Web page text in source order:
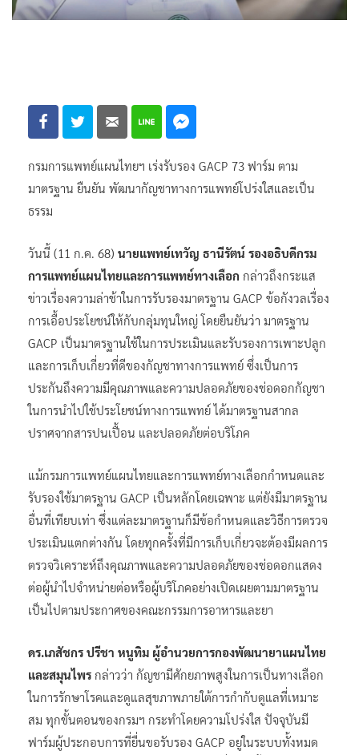
กรมการแพทย์แผนไทยฯ เร่งรับรอง GACP 73 ฟาร์ม ตาม
มาตรฐาน​ ยืนยัน​ พัฒนากัญชาทางการแพทย์โปร่งใสและเป็น
ธรรม
วันนี้ (11 ก.ค. 68) นายแพทย์เทวัญ ธานีรัตน์ รองอธิบดีกรม
การแพทย์แผนไทยและการแพทย์ทางเลือก กล่าวถึงกระแส
ข่าวเรื่องความล่าช้าในการรับรองมาตรฐาน GACP ข้อกังวลเรื่อง
การเอื้อประโยชน์ให้กับกลุ่มทุนใหญ่ โดยยืนยันว่า มาตรฐาน
GACP เป็นมาตรฐานใช้ในการประเมินและรับรองการเพาะปลูก
และการเก็บเกี่ยวที่ดีของกัญชาทางการแพทย์ ซึ่งเป็นการ
ประกันถึงความมีคุณภาพและความปลอดภัยของช่อดอกกัญชา
ในการนำไปใช้ประโยชน์ทางการแพทย์ ได้มาตรฐานสากล
ปราศจากสารปนเปื้อน และปลอดภัยต่อบริโภค
แม้กรมการแพทย์แผนไทยและการแพทย์ทางเลือกกำหนดและ
รับรองใช้มาตรฐาน GACP เป็นหลักโดยเฉพาะ แต่ยังมีมาตรฐาน
อื่นที่เทียบเท่า​ ซึ่งแต่ละมาตรฐานก็มีข้อกำหนดและวิธีการตรวจ
ประเมินแตกต่างกัน​ โดยทุกครั้งที่มีการเก็บเกี่ยวจะต้องมีผลการ
ตรวจวิเคราะห์ถึงคุณภาพและความปลอดภัยของช่อดอกแสดง
ต่อผู้นำไปจำหน่ายต่อหรือผู้บริโภคอย่างเปิดเผยตามมาตรฐาน​
เป็นไปตามประกาศของคณะกรรมการอาหารและยา
ดร.เภสัชกร ปรีชา หนูทิม ผู้อำนวยการกองพัฒนายาแผนไทย
และสมุนไพร​ กล่าวว่า กัญชามีศักยภาพสูงในการเป็นทางเลือก
ในการรักษาโรคและดูแลสุขภาพภายใต้การกำกับดูแลที่เหมาะ
สม ทุกขั้นตอนของกรมฯ กระทำโดยความโปร่งใส ปัจจุบันมี
ฟาร์มผู้ประกอบการที่ยื่นขอรับรอง GACP อยู่ในระบบทั้งหมด